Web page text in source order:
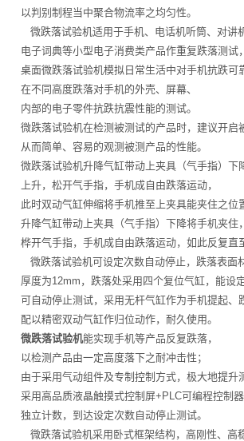
以判别制程当中聚合物流率之均匀性。
微跌落试验机适用于手机、电话机听筒、对讲
电子词典等小型电子消费类产品作重复跌落测试，
桌面微跌落试验机模拟日常生活中对手机抗跌可
在不同高度跌落对手机的外壳、屏幕、
内部的电子零件抗跌抗震性能的测试。
微跌落试验机在检测被测试的产品时，建议开启
从而简单、容易的观测被测产品的性能。
微跌落试验机升降气缸带动上夹具（气手指）下
上升，松开气手指，手机成自由跌落运动，
此时双动气缸伸缩将手机推至上夹具能夹住之位
升降气缸带动上夹具（气手指）下降将手机夹住
桦开气手指，手机成自由跌落运动，如此反复直
微跌落试验机可设定次数自动停止，跌落表面
厚度为12mm，跌落处采用四个复位气缸，能设
可自动停止测试，采用无杆气缸作为手机提起、
配以精密双动气缸作归位动作，耐久使用。
微跌落试验机能实现手机等产品反复跌落，
以检测产品由一定高度落下之耐冲击性；
由于采用气动组件及专制控制方式，极大地提升
采用高品质液晶触摸式控制屏+PLC可编程控制器
独立计数，到达设定次数自动停止测试。
微跌落试验机采用卧式框架结构，高刚性、高